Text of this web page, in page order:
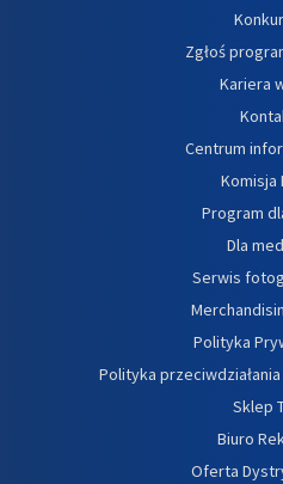
Zgłoś
Kariera
Centrum
Komisja
Program
Dla
Serwis
Polityka
Polityka
Sklep
Biuro
Oferta